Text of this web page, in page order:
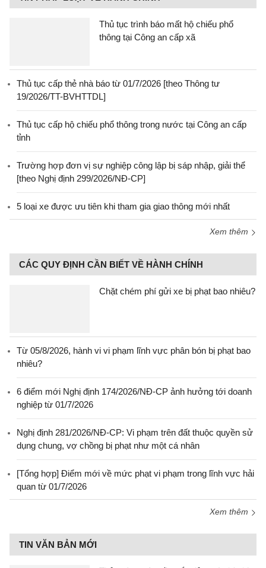
Thủ tục trình báo mất hộ chiếu phổ
thông tại Công an cấp xã
Thủ tục cấp thẻ nhà báo từ 01/7/2026 [theo Thông tư
19/2026/TT-BVHTTDL]
Thủ tục cấp hộ chiếu phổ thông trong nước tại Công an cấp
tỉnh
Trường hợp đơn vị sự nghiệp công lập bị sáp nhập, giải thể
[theo Nghị định 299/2026/NĐ-CP]
5 loại xe được ưu tiên khi tham gia giao thông mới nhất
Xem thêm
CÁC QUY ĐỊNH CẦN BIẾT VỀ HÀNH CHÍNH
Chặt chém phí gửi xe bị phạt bao nhiêu?
Từ 05/8/2026, hành vi vi phạm lĩnh vực phân bón bị phạt bao
nhiêu?
6 điểm mới Nghị định 174/2026/NĐ-CP ảnh hưởng tới doanh
nghiệp từ 01/7/2026
Nghị định 281/2026/NĐ-CP: Vi phạm trên đất thuộc quyền sử
dụng chung, vợ chồng bị phạt như một cá nhân
[Tổng hợp] Điểm mới về mức phạt vi phạm trong lĩnh vực hải
quan từ 01/7/2026
Xem thêm
TIN VĂN BẢN MỚI